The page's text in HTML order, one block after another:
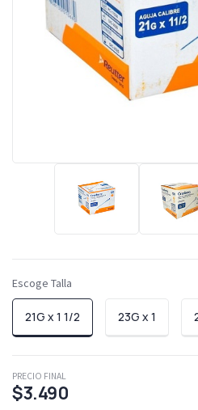
Escoge Talla
21G x 1 1/2 23G x 1
PRECIO FINAL
$3.490